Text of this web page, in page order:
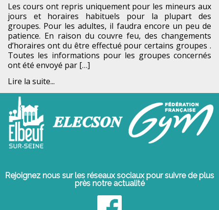
Les cours ont repris uniquement pour les mineurs aux
jours et horaires habituels pour la plupart des
groupes. Pour les adultes, il faudra encore un peu de
patience. En raison du couvre feu, des changements
d’horaires ont du être effectué pour certains groupes .
Toutes les informations pour les groupes concernés
ont été envoyé par […]
Lire la suite...
Rejoignez nous sur les réseaux sociaux pour suivre de plus
près notre actualité